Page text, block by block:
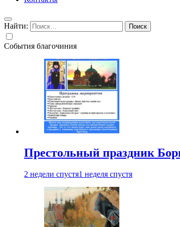
Найти:
События благочиния
Престольный праздник
2 недели спустя1 неделя спустя